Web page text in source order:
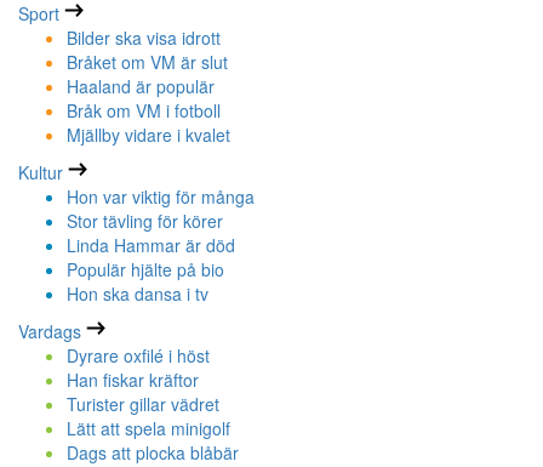
Sport
Bilder ska visa idrott
Bråket om VM är slut
Haaland är populär
Bråk om VM i fotboll
Mjällby vidare i kvalet
Kultur
Hon var viktig för många
Stor tävling för körer
Linda Hammar är död
Populär hjälte på bio
Hon ska dansa i tv
Vardags
Dyrare oxfilé i höst
Han fiskar kräftor
Turister gillar vädret
Lätt att spela minigolf
Dags att plocka blåbär